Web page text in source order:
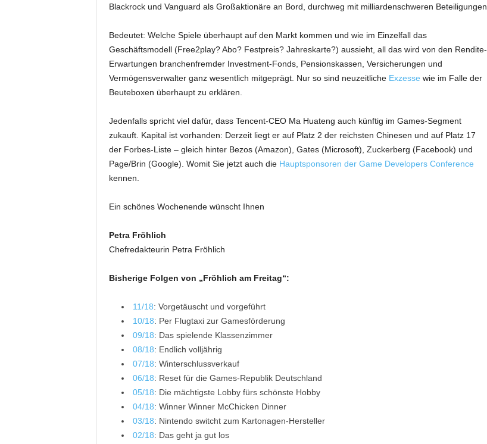
Blackrock und Vanguard als Großaktionäre an Bord, durchweg mit milliardenschweren Beteiligungen.
Bedeutet: Welche Spiele überhaupt auf den Markt kommen und wie im Einzelfall das
Geschäftsmodell (Free2play? Abo? Festpreis? Jahreskarte?) aussieht, all das wird von den Rendite-
Erwartungen branchenfremder Investment-Fonds, Pensionskassen, Versicherungen und
Vermögensverwalter ganz wesentlich mitgeprägt. Nur so sind neuzeitliche Exzesse wie im Falle der
Beuteboxen überhaupt zu erklären.
Jedenfalls spricht viel dafür, dass Tencent-CEO Ma Huateng auch künftig im Games-Segment
zukauft. Kapital ist vorhanden: Derzeit liegt er auf Platz 2 der reichsten Chinesen und auf Platz 17
der Forbes-Liste – gleich hinter Bezos (Amazon), Gates (Microsoft), Zuckerberg (Facebook) und
Page/Brin (Google). Womit Sie jetzt auch die Hauptsponsoren der Game Developers Conference
kennen.
Ein schönes Wochenende wünscht Ihnen
Petra Fröhlich
Chefredakteurin Petra Fröhlich
Bisherige Folgen von „Fröhlich am Freitag“:
11/18: Vorgetäuscht und vorgeführt
10/18: Per Flugtaxi zur Gamesförderung
09/18: Das spielende Klassenzimmer
08/18: Endlich volljährig
07/18: Winterschlussverkauf
06/18: Reset für die Games-Republik Deutschland
05/18: Die mächtigste Lobby fürs schönste Hobby
04/18: Winner Winner McChicken Dinner
03/18: Nintendo switcht zum Kartonagen-Hersteller
02/18: Das geht ja gut los